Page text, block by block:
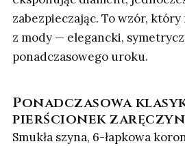
zabezpieczając. To wzór,
z mody — elegancki,
ponadczasowego uroku.
Ponadczasowa
pierścionek
Smukła szyna, 6-łapkowa